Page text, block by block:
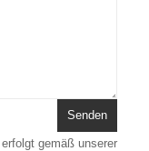
gemäß unserer